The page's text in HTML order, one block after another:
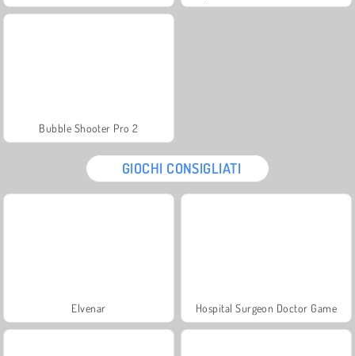
Bubble Shooter Pro 2
GIOCHI CONSIGLIATI
Elvenar Hospital Surgeon Doctor Game